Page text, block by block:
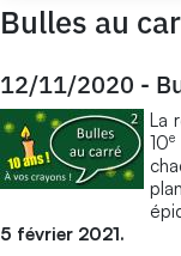
Bulles au
12/11/2020 -
La
10e
5 février 2021.